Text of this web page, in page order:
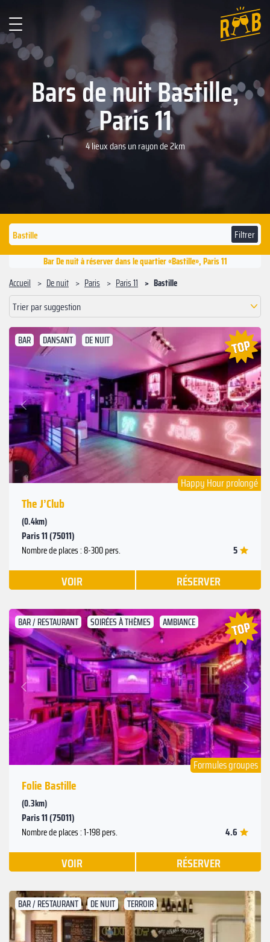
Bars de nuit Bastille,
Paris 11
4 lieux dans un rayon de 2km
Filtrer
Bar De nuit à réserver dans le quartier «Bastille», Paris 11
Accueil
De nuit Paris Paris 11 Bastille
Trier par suggestion
BAR DANSANT DE NUIT
Précédent
Suivant
Happy Hour prolongé
The J’Club
(0.4km)
Paris 11 (75011)
Nombre de places : 8-300 pers. 5
VOIR RÉSERVER
BAR / RESTAURANT SOIRÉES À THÈMES AMBIANCE
Précédent
Suivant
Formules groupes
Folie Bastille
(0.3km)
Paris 11 (75011)
Nombre de places : 1-198 pers. 4.6
VOIR RÉSERVER
BAR / RESTAURANT DE NUIT TERROIR